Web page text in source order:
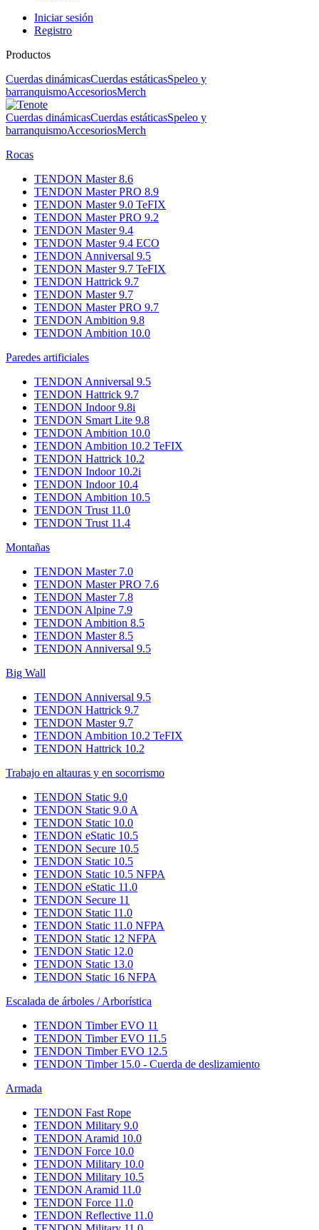
Iniciar sesión
Registro
Productos
Cuerdas dinámicasCuerdas estáticasSpeleo y
barranquismoAccesoriosMerch
Cuerdas dinámicasCuerdas estáticasSpeleo y
barranquismoAccesoriosMerch
Rocas
TENDON Master 8.6
TENDON Master PRO 8.9
TENDON Master 9.0 TeFIX
TENDON Master PRO 9.2
TENDON Master 9.4
TENDON Master 9.4 ECO
TENDON Anniversal 9.5
TENDON Master 9.7 TeFIX
TENDON Hattrick 9.7
TENDON Master 9.7
TENDON Master PRO 9.7
TENDON Ambition 9.8
TENDON Ambition 10.0
Paredes artificiales
TENDON Anniversal 9.5
TENDON Hattrick 9.7
TENDON Indoor 9.8i
TENDON Smart Lite 9.8
TENDON Ambition 10.0
TENDON Ambition 10.2 TeFIX
TENDON Hattrick 10.2
TENDON Indoor 10.2i
TENDON Indoor 10.4
TENDON Ambition 10.5
TENDON Trust 11.0
TENDON Trust 11.4
Montañas
TENDON Master 7.0
TENDON Master PRO 7.6
TENDON Master 7.8
TENDON Alpine 7.9
TENDON Ambition 8.5
TENDON Master 8.5
TENDON Anniversal 9.5
Big Wall
TENDON Anniversal 9.5
TENDON Hattrick 9.7
TENDON Master 9.7
TENDON Ambition 10.2 TeFIX
TENDON Hattrick 10.2
Trabajo en altauras y en socorrismo
TENDON Static 9.0
TENDON Static 9.0 A
TENDON Static 10.0
TENDON eStatic 10.5
TENDON Secure 10.5
TENDON Static 10.5
TENDON Static 10.5 NFPA
TENDON eStatic 11.0
TENDON Secure 11
TENDON Static 11.0
TENDON Static 11.0 NFPA
TENDON Static 12 NFPA
TENDON Static 12.0
TENDON Static 13.0
TENDON Static 16 NFPA
Escalada de árboles / Arborística
TENDON Timber EVO 11
TENDON Timber EVO 11.5
TENDON Timber EVO 12.5
TENDON Timber 15.0 - Cuerda de deslizamiento
Armada
TENDON Fast Rope
TENDON Military 9.0
TENDON Aramid 10.0
TENDON Force 10.0
TENDON Military 10.0
TENDON Military 10.5
TENDON Aramid 11.0
TENDON Force 11.0
TENDON Reflective 11.0